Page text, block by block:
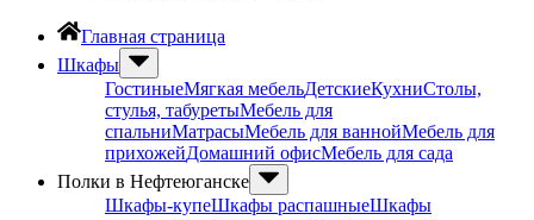
Главная страница
Шкафы
ГостиныеМягкая мебельДетскиеКухниСтолы,
стулья, табуретыМебель для
спальниМатрасыМебель для ваннойМебель для
прихожейДомашний офисМебель для сада
Полки в Нефтеюганске
Шкафы-купеШкафы распашныеШкафы